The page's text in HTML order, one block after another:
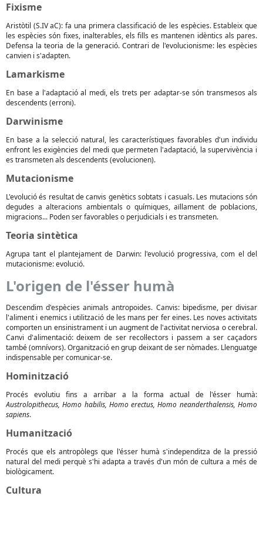
Fixisme
Aristòtil (S.IV aC): fa una primera classificació de les espècies. Estableix que
les espècies són fixes, inalterables, els fills es mantenen idèntics als pares.
Defensa la teoria de la generació. Contrari de l'evolucionisme: les espècies
canvien i s'adapten.
Lamarkisme
En base a l'adaptació al medi, els trets per adaptar-se són transmesos als
descendents (erroni).
Darwinisme
En base a la selecció natural, les característiques favorables d'un individu
enfront les exigències del medi que permeten l'adaptació, la supervivència i
es transmeten als descendents (evolucionen).
Mutacionisme
L'evolució és resultat de canvis genètics sobtats i casuals. Les mutacions són
degudes a alteracions ambientals o químiques, aïllament de poblacions,
migracions... Poden ser favorables o perjudicials i es transmeten.
Teoria sintètica
Agrupa tant el plantejament de Darwin: l'evolució progressiva, com el del
mutacionisme: evolució.
L'origen de l'ésser humà
Descendim d'espècies animals antropoides. Canvis: bipedisme, per divisar
l'aliment i enemics i utilització de les mans per fer eines. Les noves activitats
comporten un ensinistrament i un augment de l'activitat nerviosa o cerebral.
Canvi d'alimentació: deixem de ser recol·lectors i passem a ser caçadors
també (omnívors). Organització en grup deixant de ser nòmades. Llenguatge
indispensable per comunicar-se.
Hominització
Procés evolutiu fins a arribar a la forma actual de l'ésser humà:
Austrolopithecus, Homo habilis, Homo erectus, Homo neanderthalensis, Homo
sapiens.
Humanització
Procés que els antropòlegs que l'ésser humà s'independitza de la pressió
natural del medi perquè s'hi adapta a través d'un món de cultura a més de
biològicament.
Cultura